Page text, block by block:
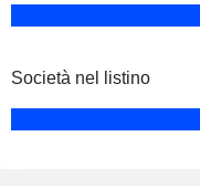
Società nel listino